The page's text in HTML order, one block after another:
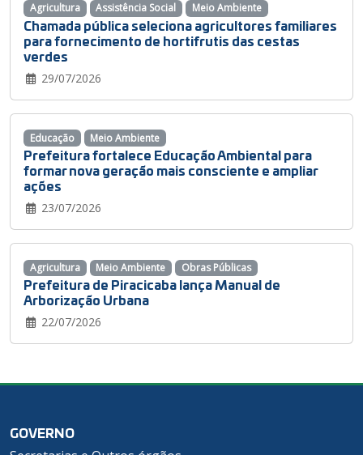
Chamada pública seleciona agricultores familiares
para fornecimento de hortifrutis das cestas
verdes
29/07/2026
Agricultura Assistência Social Meio Ambiente
Prefeitura fortalece Educação Ambiental para
formar nova geração mais consciente e ampliar
ações
23/07/2026
Educação Meio Ambiente
Prefeitura de Piracicaba lança Manual de
Arborização Urbana
22/07/2026
Agricultura Meio Ambiente Obras Públicas
GOVERNO